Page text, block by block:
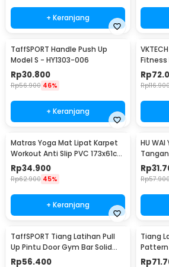
+ Keranjang
TaffSPORT Handle Push Up
Model S - HY1303-006
Rp30.800
Rp56.900 46%
+ Keranjang
Fitness
Rp
Rp
Matras Yoga Mat Lipat Karpet
Workout Anti Slip PVC 173x61cm
- Q4
Rp34.900
Rp62.900 45%
+ Keranjang
HU WAI
Slip
Rp
Rp
TaffSPORT Tiang Latihan Pull
Up Pintu Door Gym Bar Solid
Grip 62-100cm - HW139501
Rp56.400
Tiang
Pattern
Rp